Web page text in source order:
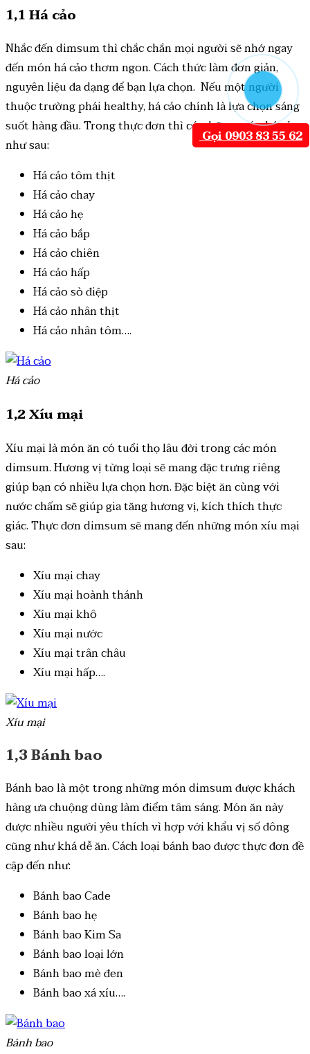
1,1 Há cảo
Nhắc đến dimsum thì chắc chắn mọi người sẽ nhớ ngay
đến món há cảo thơm ngon. Cách thức làm đơn giản,
nguyên liệu đa dạng để bạn lựa chọn. Nếu một người
thuộc trường phái healthy, há cảo chính là lựa chọn sáng
suốt hàng đầu. Trong thực đơn thì có những món há cảo
như sau:
Há cảo tôm thịt
Há cảo chay
Há cảo hẹ
Há cảo bắp
Há cảo chiên
Há cảo hấp
Há cảo sò điệp
Há cảo nhân thịt
Há cảo nhân tôm….
Há cảo
1,2 Xíu mại
Xíu mại là món ăn có tuổi thọ lâu đời trong các món
dimsum. Hương vị từng loại sẽ mang đặc trưng riêng
giúp bạn có nhiều lựa chọn hơn. Đặc biệt ăn cùng với
nước chấm sẽ giúp gia tăng hương vị, kích thích thực
giác. Thực đơn dimsum sẽ mang đến những món xíu mại
sau:
Xíu mại chay
Xíu mại hoành thánh
Xíu mại khô
Xíu mại nước
Xíu mại trân châu
Xíu mại hấp….
Xíu mại
1,3 Bánh bao
Bánh bao là một trong những món dimsum được khách
hàng ưa chuộng dùng làm điểm tâm sáng. Món ăn này
được nhiều người yêu thích vì hợp với khẩu vị số đông
cũng như khá dễ ăn. Cách loại bánh bao được thực đơn đề
cập đến như:
Bánh bao Cade
Bánh bao hẹ
Bánh bao Kim Sa
Bánh bao loại lớn
Bánh bao mè đen
Bánh bao xá xíu….
Bánh bao
Gọi 0903 83 55 62